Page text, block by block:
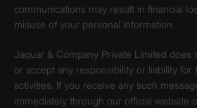
communications may result in financial
misuse of your personal information.
Jaquar & Company Private Limited does
or accept any responsibility or liability for
activities. If you receive any such
immediately through our official website